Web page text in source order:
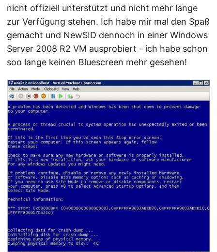
nicht offiziell unterstützt und nicht mehr lange
zur Verfügung stehen. Ich habe mir mal den Spaß
gemacht und NewSID dennoch in einer Windows
Server 2008 R2 VM ausprobiert - ich habe schon
soo lange keinen Bluescreen mehr gesehen!